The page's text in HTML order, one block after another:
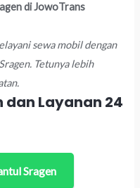
di JowoTrans
sewa mobil dengan
Tetunya lebih
Layanan 24
Sragen